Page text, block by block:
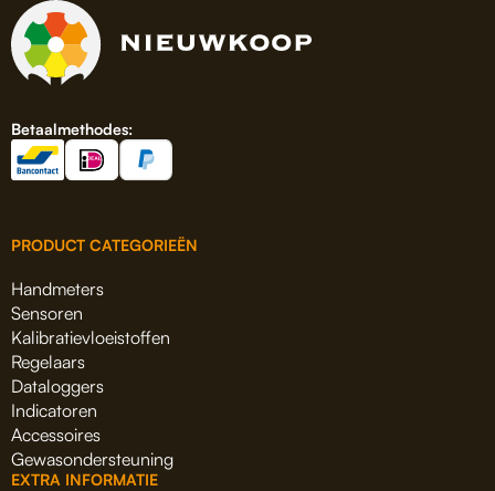
Betaalmethodes:
PRODUCT CATEGORIEËN
Handmeters
Sensoren
Kalibratievloeistoffen
Regelaars
Dataloggers
Indicatoren
Accessoires
Gewasondersteuning
EXTRA INFORMATIE